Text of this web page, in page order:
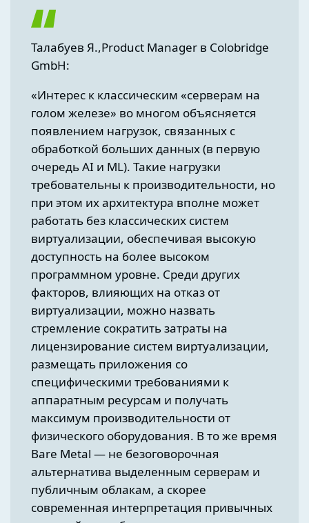
Талабуев Я.,Product Manager в Colobridge
GmbH:
«Интерес к классическим «серверам на
голом железе» во многом объясняется
появлением нагрузок, связанных с
обработкой больших данных (в первую
очередь AI и ML). Такие нагрузки
требовательны к производительности, но
при этом их архитектура вполне может
работать без классических систем
виртуализации, обеспечивая высокую
доступность на более высоком
программном уровне. Среди других
факторов, влияющих на отказ от
виртуализации, можно назвать
стремление сократить затраты на
лицензирование систем виртуализации,
размещать приложения со
специфическими требованиями к
аппаратным ресурсам и получать
максимум производительности от
физического оборудования. В то же время
Bare Metal — не безоговорочная
альтернатива выделенным серверам и
публичным облакам, а скорее
современная интерпретация привычных